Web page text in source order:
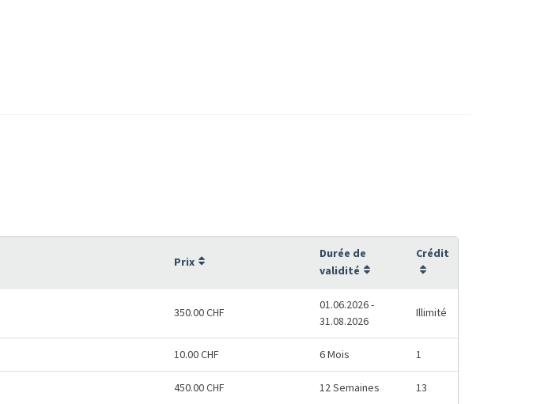
Prix
Durée de
validité
Crédit
350.00 CHF
01.06.2026 -
31.08.2026
Illimité
10.00 CHF 6 Mois 1
450.00 CHF 12 Semaines 13